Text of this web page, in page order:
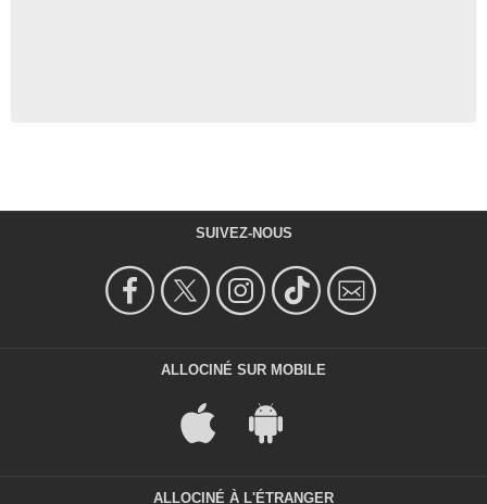
SUIVEZ-NOUS
ALLOCINÉ SUR MOBILE
ALLOCINÉ À L'ÉTRANGER